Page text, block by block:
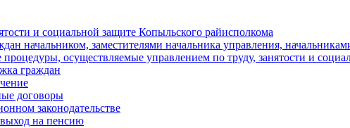
и социальной защите Копыльского райисполкома
начальником, заместителями начальника управления,
осуществляемые управлением по труду, занятости и
граждан
договоры
законодательстве
на пенсию